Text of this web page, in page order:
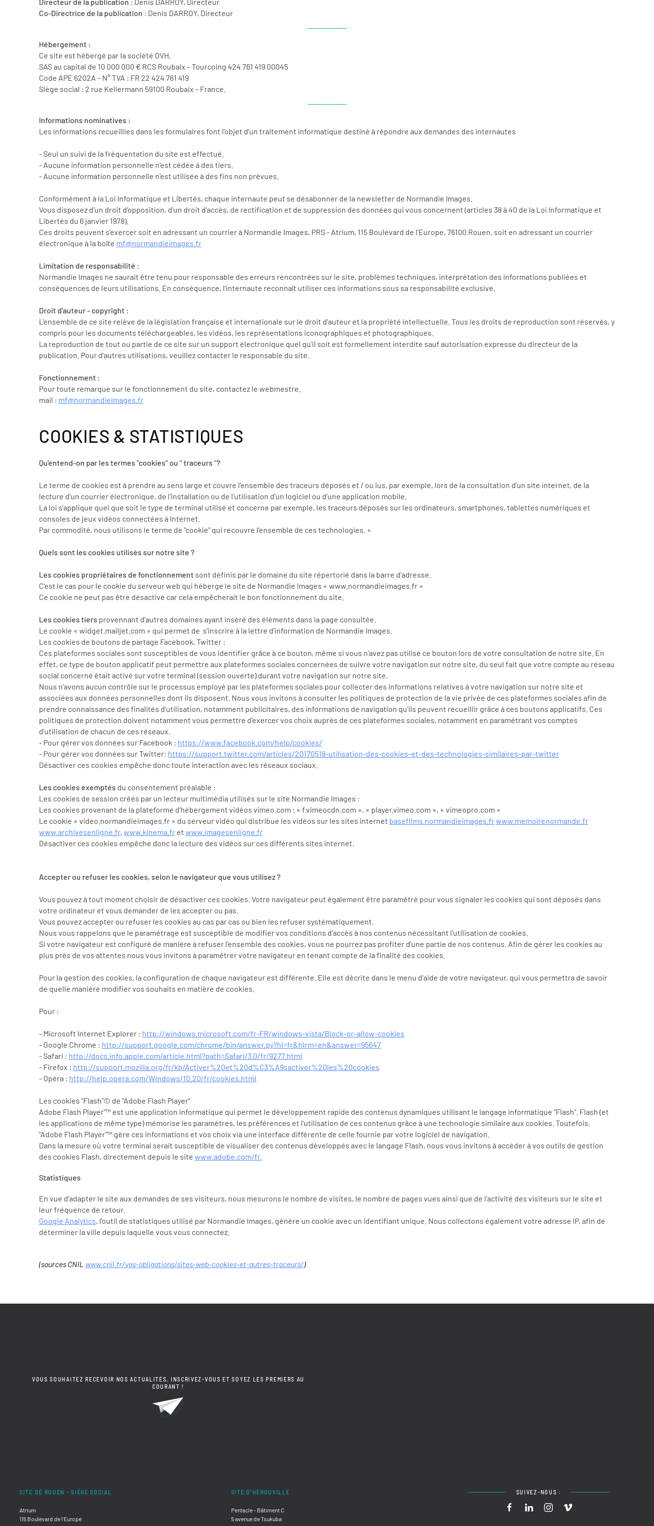
Co-Directrice de la publication : Denis DARROY, Directeur
Hébergement :
Ce site est hébergé par la société OVH.
SAS au capital de 10 000 000 € RCS Roubaix – Tourcoing 424 761 419 00045
Code APE 6202A – N° TVA : FR 22 424 761 419
Siège social : 2 rue Kellermann 59100 Roubaix – France.
Informations nominatives :
Les informations recueillies dans les formulaires font l’objet d’un traitement informatique destiné à répondre aux demandes des internautes
- Seul un suivi de la fréquentation du site est effectué.
- Aucune information personnelle n'est cédée à des tiers.
- Aucune information personnelle n'est utilisée à des fins non prévues.
Conformément à la Loi Informatique et Libertés, chaque internaute peut se désabonner de la newsletter de Normandie Images.
Vous disposez d’un droit d’opposition, d'un droit d'accès, de rectification et de suppression des données qui vous concernent (articles 38 à 40 de la Loi Informatique et
Libertés du 6 janvier 1978).
Ces droits peuvent s’exercer soit en adressant un courrier à Normandie Images, PRS - Atrium, 115 Boulevard de l'Europe, 76100 Rouen, soit en adressant un courrier
électronique à la boîte mf@normandieimages.fr
Limitation de responsabilité :
Normandie Images ne saurait être tenu pour responsable des erreurs rencontrées sur le site, problèmes techniques, interprétation des informations publiées et
conséquences de leurs utilisations. En conséquence, l’internaute reconnaît utiliser ces informations sous sa responsabilité exclusive.
Droit d'auteur - copyright :
L'ensemble de ce site relève de la législation française et internationale sur le droit d'auteur et la propriété intellectuelle. Tous les droits de reproduction sont réservés, y
compris pour les documents téléchargeables, les vidéos, les représentations iconographiques et photographiques.
La reproduction de tout ou partie de ce site sur un support électronique quel qu'il soit est formellement interdite sauf autorisation expresse du directeur de la
publication. Pour d'autres utilisations, veuillez contacter le responsable du site.
Fonctionnement :
Pour toute remarque sur le fonctionnement du site, contactez le webmestre.
mail : mf@normandieimages.fr
COOKIES & STATISTIQUES
Qu'entend-on par les termes "cookies" ou " traceurs "?
Le terme de cookies est à prendre au sens large et couvre l'ensemble des traceurs déposés et / ou lus, par exemple, lors de la consultation d'un site internet, de la
lecture d'un courrier électronique, de l'installation ou de l'utilisation d'un logiciel ou d'une application mobile.
La loi s'applique quel que soit le type de terminal utilisé et concerne par exemple, les traceurs déposés sur les ordinateurs, smartphones, tablettes numériques et
consoles de jeux vidéos connectées à Internet.
Par commodité, nous utilisons le terme de "cookie" qui recouvre l'ensemble de ces technologies. »
Quels sont les cookies utilisés sur notre site ?
Les cookies propriétaires de fonctionnement sont définis par le domaine du site répertorié dans la barre d'adresse.
C’est le cas pour le cookie du serveur web qui héberge le site de Normandie Images « www.normandieimages.fr »
Ce cookie ne peut pas être désactivé car cela empêcherait le bon fonctionnement du site.
Les cookies tiers provennant d'autres domaines ayant inséré des éléments dans la page consultée.
Le cookie « widget.mailjet.com » qui permet de s’inscrire à la lettre d’information de Normandie Images.
Les cookies de boutons de partage Facebook, Twitter :
Ces plateformes sociales sont susceptibles de vous identifier grâce à ce bouton, même si vous n'avez pas utilisé ce bouton lors de votre consultation de notre site. En
effet, ce type de bouton applicatif peut permettre aux plateformes sociales concernées de suivre votre navigation sur notre site, du seul fait que votre compte au réseau
social concerné était activé sur votre terminal (session ouverte) durant votre navigation sur notre site.
Nous n'avons aucun contrôle sur le processus employé par les plateformes sociales pour collecter des informations relatives à votre navigation sur notre site et
associées aux données personnelles dont ils disposent. Nous vous invitons à consulter les politiques de protection de la vie privée de ces plateformes sociales afin de
prendre connaissance des finalités d'utilisation, notamment publicitaires, des informations de navigation qu'ils peuvent recueillir grâce à ces boutons applicatifs. Ces
politiques de protection doivent notamment vous permettre d'exercer vos choix auprès de ces plateformes sociales, notamment en paramétrant vos comptes
d'utilisation de chacun de ces réseaux.
- Pour gérer vos données sur Facebook : https://www.facebook.com/help/cookies/
- Pour gérer vos données sur Twitter: https://support.twitter.com/articles/20170518-utilisation-des-cookies-et-des-technologies-similaires-par-twitter
Désactiver ces cookies empêche donc toute interaction avec les réseaux sociaux.
Les cookies exemptés du consentement préalable :
Les cookies de session créés par un lecteur multimédia utilisés sur le site Normandie Images :
Les cookies provenant de la plateforme d’hébergement vidéos vimeo.com : « f.vimeocdn.com », « player.vimeo.com », « vimeopro.com »
Le cookie « video.normandieimages.fr » du serveur vidéo qui distribue les vidéos sur les sites internet basefilms.normandieimages.frwww.memoirenormande.fr
www.archivesenligne.fr, www.kinema.fr et www.imagesenligne.fr
Désactiver ces cookies empêche donc la lecture des vidéos sur ces différents sites internet.
Accepter ou refuser les cookies, selon le navigateur que vous utilisez ?
Vous pouvez à tout moment choisir de désactiver ces cookies. Votre navigateur peut également être paramétré pour vous signaler les cookies qui sont déposés dans
votre ordinateur et vous demander de les accepter ou pas.
Vous pouvez accepter ou refuser les cookies au cas par cas ou bien les refuser systématiquement.
Nous vous rappelons que le paramétrage est susceptible de modifier vos conditions d'accès à nos contenus nécessitant l'utilisation de cookies.
Si votre navigateur est configuré de manière à refuser l'ensemble des cookies, vous ne pourrez pas profiter d'une partie de nos contenus. Afin de gérer les cookies au
plus près de vos attentes nous vous invitons à paramétrer votre navigateur en tenant compte de la finalité des cookies.
Pour la gestion des cookies, la configuration de chaque navigateur est différente. Elle est décrite dans le menu d'aide de votre navigateur, qui vous permettra de savoir
de quelle manière modifier vos souhaits en matière de cookies.
Pour :
- Microsoft Internet Explorer : http://windows.microsoft.com/fr-FR/windows-vista/Block-or-allow-cookies
- Google Chrome : http://support.google.com/chrome/bin/answer.py?hl=fr&hlrm=en&answer=95647
- Safari : http://docs.info.apple.com/article.html?path=Safari/3.0/fr/9277.html
- Firefox : http://support.mozilla.org/fr/kb/Activer%20et%20d%C3%A9sactiver%20les%20cookies
- Opéra : http://help.opera.com/Windows/10.20/fr/cookies.html
Les cookies "Flash"© de "Adobe Flash Player"
Adobe Flash Player"™ est une application informatique qui permet le développement rapide des contenus dynamiques utilisant le langage informatique "Flash". Flash (et
les applications de même type) mémorise les paramètres, les préférences et l'utilisation de ces contenus grâce à une technologie similaire aux cookies. Toutefois,
"Adobe Flash Player"™ gère ces informations et vos choix via une interface différente de celle fournie par votre logiciel de navigation.
Dans la mesure où votre terminal serait susceptible de visualiser des contenus développés avec le langage Flash, nous vous invitons à accéder à vos outils de gestion
des cookies Flash, directement depuis le site www.adobe.com/fr.
Statistiques
En vue d’adapter le site aux demandes de ses visiteurs, nous mesurons le nombre de visites, le nombre de pages vues ainsi que de l'activité des visiteurs sur le site et
leur fréquence de retour.
Google Analytics, l'outil de statistiques utilisé par Normandie Images, génère un cookie avec un identifiant unique. Nous collectons également votre adresse IP, afin de
déterminer la ville depuis laquelle vous vous connectez.
(sources CNIL www.cnil.fr/vos-obligations/sites-web-cookies-et-autres-traceurs/)
VOUS SOUHAITEZ RECEVOIR NOS ACTUALITÉS, INSCRIVEZ-VOUS ET SOYEZ LES PREMIERS AU
COURANT !
SITE DE ROUEN - SIÈGE SOCIAL
Atrium
115 Boulevard de l'Europe
SITE D'HÉROUVILLE
Pentacle - Bâtiment C
5 avenue de Tsukuba
SUIVEZ-NOUS :